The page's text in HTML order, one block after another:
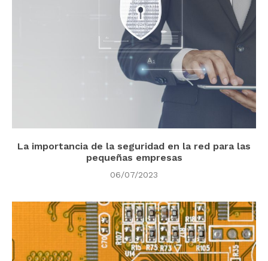
La importancia de la seguridad en la red para las
pequeñas empresas
06/07/2023